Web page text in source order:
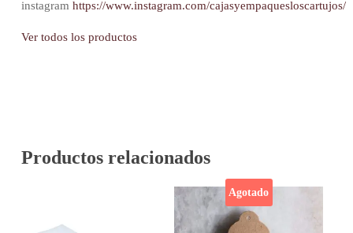
instagram https://www.instagram.com/cajasyempaquesloscartujos/
Ver todos los productos
Productos relacionados
Agotado